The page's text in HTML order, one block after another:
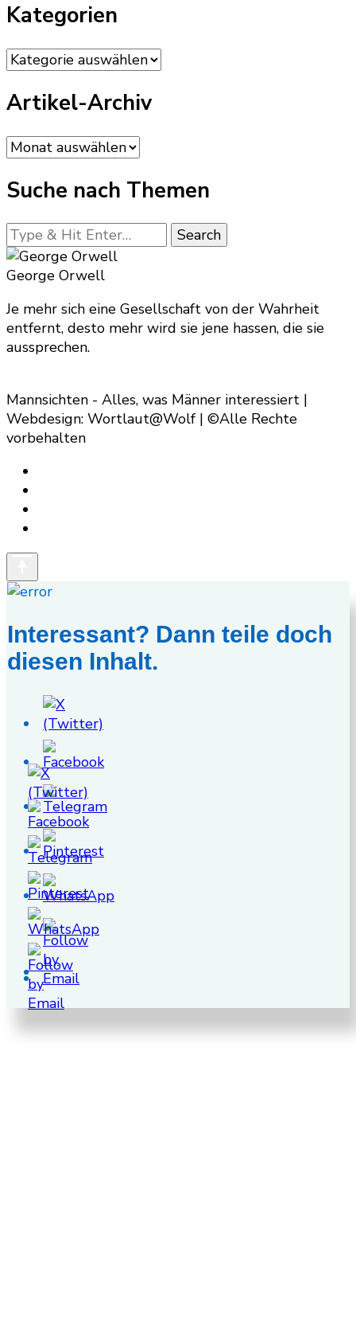
Kategorien
Kategorien
Artikel-Archiv
Artikel-
Archiv
Suche nach Themen
Looking
for
Something?
George Orwell
Je mehr sich eine Gesellschaft von der Wahrheit
entfernt, desto mehr wird sie jene hassen, die sie
aussprechen.
Mannsichten - Alles, was Männer interessiert |
Webdesign: Wortlaut@Wolf | ©Alle Rechte
vorbehalten
Interessant? Dann teile doch
diesen Inhalt.